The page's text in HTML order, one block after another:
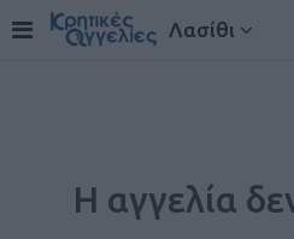
Λασίθι
Η αγγελία